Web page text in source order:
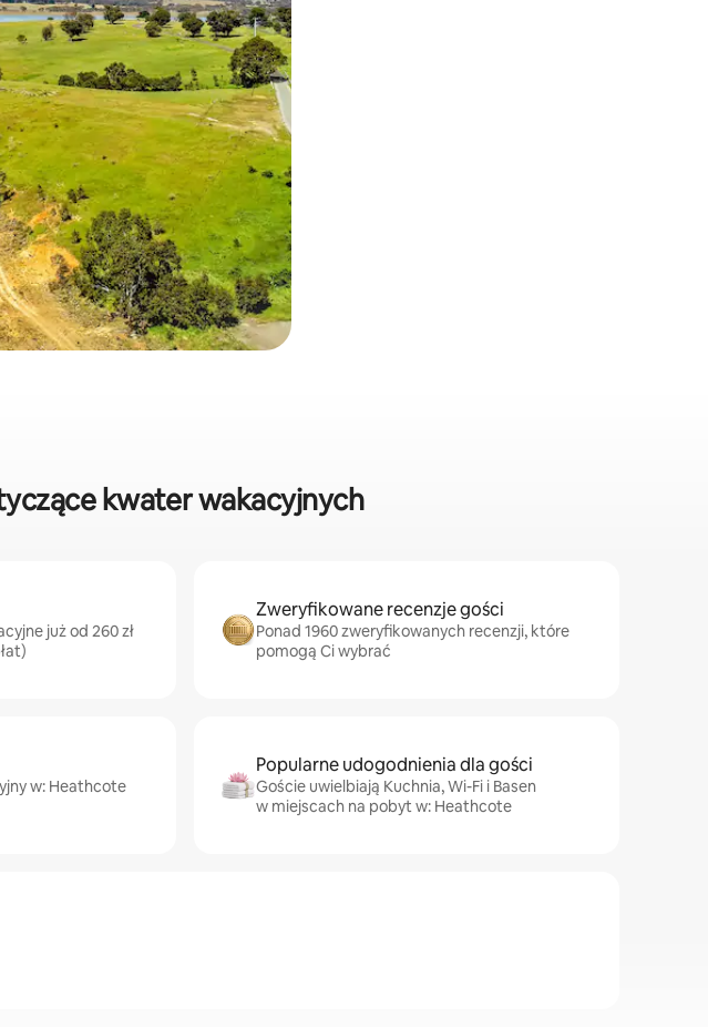
kwater wakacyjnych
już od 260 zł
Zweryfikowane recenzje gości
Ponad 1960 zweryfikowanych recenzji, które
pomogą Ci wybrać
w: Heathcote
Popularne udogodnienia dla gości
Goście uwielbiają Kuchnia, Wi-Fi i Basen
w miejscach na pobyt w: Heathcote